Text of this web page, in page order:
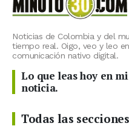
Noticias de Colombia y del
tiempo real. Oigo, veo y leo
comunicación nativo digital.
Lo que leas hoy en
noticia.
Todas las secciones